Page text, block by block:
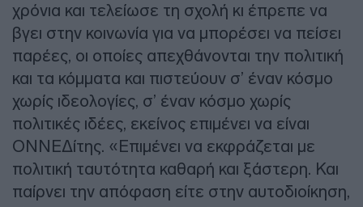
χρόνια και τελείωσε τη σχολή κι έπρεπε να
βγει στην κοινωνία για να μπορέσει να πείσει
παρέες, οι οποίες απεχθάνονται την πολιτική
και τα κόμματα και πιστεύουν σ’ έναν κόσμο
χωρίς ιδεολογίες, σ’ έναν κόσμο χωρίς
πολιτικές ιδέες, εκείνος επιμένει να είναι
ΟΝΝΕΔίτης. «Επιμένει να εκφράζεται με
πολιτική ταυτότητα καθαρή και ξάστερη. Και
παίρνει την απόφαση είτε στην αυτοδιοίκηση,